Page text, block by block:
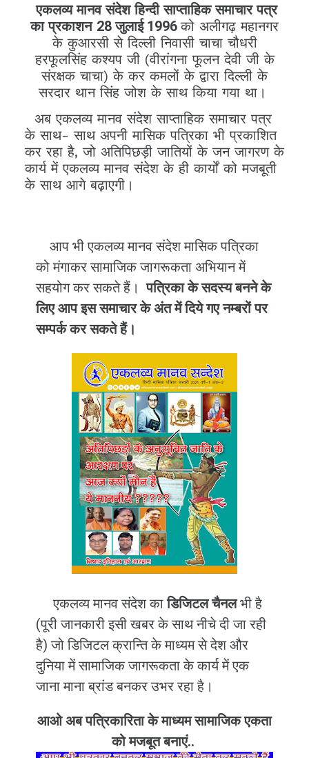
एकलव्य मानव संदेश हिन्दी साप्ताहिक समाचार पत्र
का प्रकाशन 28 जुलाई 1996को अलीगढ़ महानगर
के कुआरसी से दिल्ली निवासी चाचा चौधरी
हरफूलसिंह कश्यप जी (वीरांगना फूलन देवी जी के
संरक्षक चाचा) के कर कमलों के द्वारा दिल्ली के
सरदार थान सिंह जोश के साथ किया गया था।
अब एकलव्य मानव संदेश साप्ताहिक समाचार पत्र
के साथ- साथ अपनी मासिक पत्रिका भी प्रकाशित
कर रहा है, जो अतिपिछड़ी जातियों के जन जागरण के
कार्य में एकलव्य मानव संदेश के ही कार्यों को मजबूती
के साथ आगे बढ़ाएगी।
आप भी एकलव्य मानव संदेश मासिक पत्रिका
को मंगाकर सामाजिक जागरूकता अभियान में
सहयोग कर सकते हैं।पत्रिका के सदस्य बनने के
लिए आप इस समाचार के अंत में दिये गए नम्बरों पर
सम्पर्क कर सकते हैं।
एकलव्य मानव संदेश काडिजिटल चैनलभी है
(पूरी जानकारी इसी खबर के साथ नीचे दी जा रही
है) जो डिजिटल क्रान्ति के माध्यम से देश और
दुनिया में सामाजिक जागरूकता के कार्य में एक
जाना माना ब्रांड बनकर उभर रहा है।
आओ अब पत्रिकारिता के माध्यम सामाजिक एकता
को मजबूत बनाएं..